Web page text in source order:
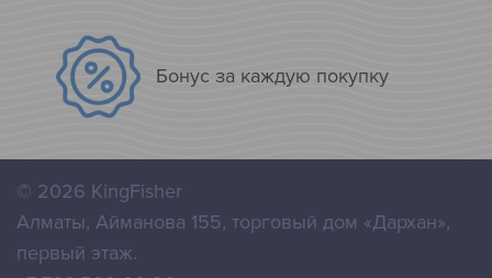
Бонус за каждую покупку
© 2026 KingFisher
Алматы, Айманова 155, торговый дом «Дархан»,
первый этаж.